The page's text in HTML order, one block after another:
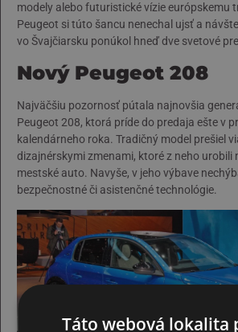
modely alebo futuristické vízie európskemu
Peugeot si túto šancu nenechal ujsť a
vo Švajčiarsku ponúkol hneď dve svetové
Nový Peugeot 208
Najväčšiu pozornosť pútala najnovšia
Peugeot 208, ktorá príde do predaja ešte v
kalendárneho roka. Tradičný model prešiel
dizajnérskymi zmenami, ktoré z neho urobili
mestské auto. Navyše, v jeho výbave
bezpečnostné či asistenčné technológie.
Táto webová lokalita